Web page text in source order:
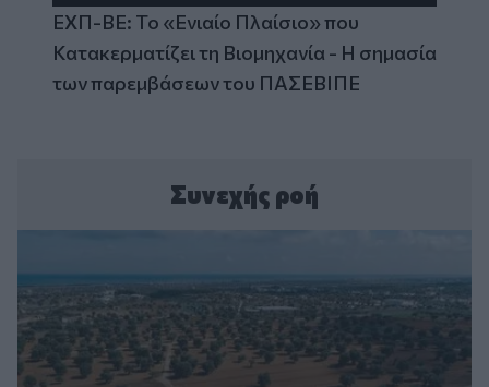
ΕΧΠ-ΒΕ: Το «Ενιαίο Πλαίσιο» που
Κατακερματίζει τη Βιομηχανία - Η σημασία
των παρεμβάσεων του ΠΑΣΕΒΙΠΕ
Συνεχής ροή